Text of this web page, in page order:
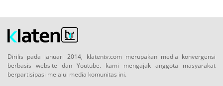
Dirilis pada januari 2014, klatentv.com merupakan media konvergensi
berbasis website dan Youtube. kami mengajak anggota masyarakat
berpartisipasi melalui media komunitas ini.